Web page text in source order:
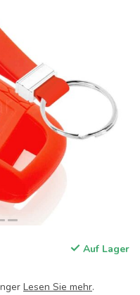
Auf Lager
Lesen Sie mehr.